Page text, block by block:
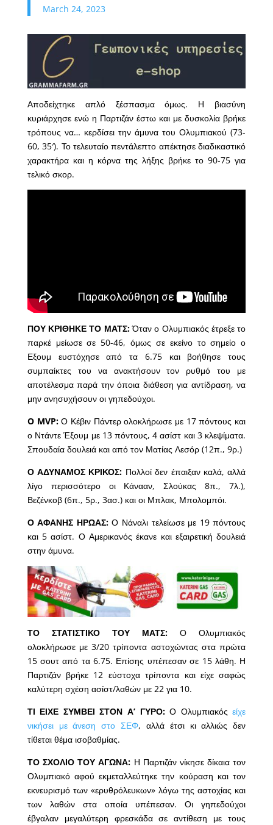
March 24, 2023
Αποδείχτηκε απλό ξέσπασμα όμως. Η βιασύνη
κυριάρχησε ενώ η Παρτιζάν έστω και με δυσκολία βρήκε
τρόπους να… κερδίσει την άμυνα του Ολυμπιακού (73-
60, 35′). Το τελευταίο πεντάλεπτο απέκτησε διαδικαστικό
χαρακτήρα και η κόρνα της λήξης βρήκε το 90-75 για
τελικό σκορ.
ΠΟΥ ΚΡΙΘΗΚΕ ΤΟ ΜΑΤΣ:Όταν ο Ολυμπιακός έτρεξε το
παρκέ μείωσε σε 50-46, όμως σε εκείνο το σημείο ο
Εξουμ ευστόχησε από τα 6.75 και βοήθησε τους
συμπαίκτες του να ανακτήσουν τον ρυθμό του με
αποτέλεσμα παρά την όποια διάθεση για αντίδραση, να
μην ανησυχήσουν οι γηπεδούχοι.
O MVP:Ο Κέβιν Πάντερ ολοκλήρωσε με 17 πόντους και
ο Ντάντε Έξουμ με 13 πόντους, 4 ασίστ και 3 κλεψίματα.
Σπουδαία δουλειά και από τον Ματίας Λεσόρ (12π., 9ρ.)
Ο ΑΔΥΝΑΜΟΣ ΚΡΙΚΟΣ: Πολλοί δεν έπαιξαν καλά, αλλά
λίγο περισσότερο οι Κάνααν, Σλούκας 8π., 7λ.),
Βεζένκοβ (6π., 5ρ., 3ασ.) και οι Μπλακ, Μπολομπόι.
Ο ΑΦΑΝΗΣ ΗΡΩΑΣ:Ο Νάναλι τελείωσε με 19 πόντους
και 5 ασίστ. Ο Αμερικανός έκανε και εξαιρετική δουλειά
στην άμυνα.
ΤΟ ΣΤΑΤΙΣΤΙΚΟ ΤΟΥ ΜΑΤΣ: Ο Ολυμπιακός
ολοκλήρωσε με 3/20 τρίποντα αστοχώντας στα πρώτα
15 σουτ από τα 6.75. Επίσης υπέπεσαν σε 15 λάθη. Η
Παρτιζάν βρήκε 12 εύστοχα τρίποντα και είχε σαφώς
καλύτερη σχέση ασίστ/λαθών με 22 για 10.
ΤΙ ΕΙΧΕ ΣΥΜΒΕΙ ΣΤΟΝ Α’ ΓΥΡΟ:Ο Ολυμπιακόςείχε
νικήσει με άνεση στο ΣΕΦ, αλλά έτσι κι αλλιώς δεν
τίθεται θέμα ισοβαθμίας.
ΤΟ ΣΧΟΛΙΟ ΤΟΥ ΑΓΩΝΑ: Η Παρτιζάν νίκησε δίκαια τον
Ολυμπιακό αφού εκμεταλλεύτηκε την κούραση και τον
εκνευρισμό των «ερυθρόλευκων» λόγω της αστοχίας και
των λαθών στα οποία υπέπεσαν.Οι γηπεδούχοι
έβγαλαν μεγαλύτερη φρεσκάδα σε αντίθεση με τους